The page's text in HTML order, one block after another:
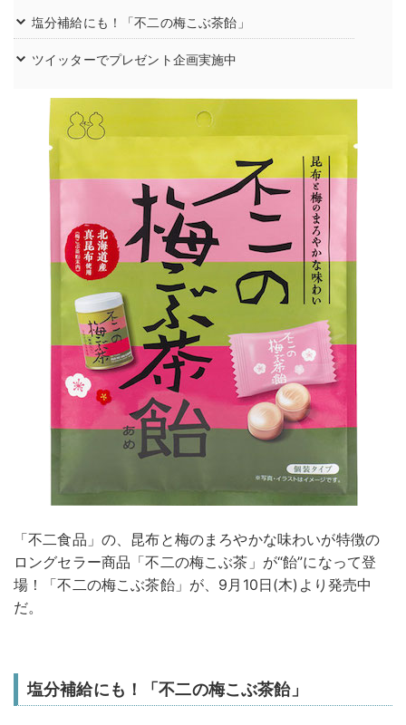
塩分補給にも！「不二の梅こぶ茶飴」
ツイッターでプレゼント企画実施中
「不二食品」の、昆布と梅のまろやかな味わいが特徴の
ロングセラー商品「不二の梅こぶ茶」が“飴”になって登
場！「不二の梅こぶ茶飴」が、9月10日(木)より発売中
だ。
塩分補給にも！「不二の梅こぶ茶飴」